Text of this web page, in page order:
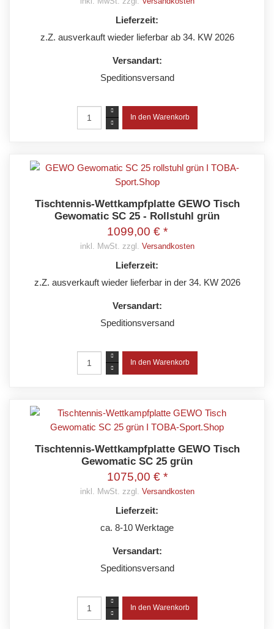
Lieferzeit:
z.Z. ausverkauft wieder lieferbar ab 34. KW 2026
Versandart:
Speditionsversand
Tischtennis-Wettkampfplatte GEWO Tisch
Gewomatic SC 25 - Rollstuhl grün
1099,00 € *
inkl. MwSt. zzgl. Versandkosten
Lieferzeit:
z.Z. ausverkauft wieder lieferbar in der 34. KW 2026
Versandart:
Speditionsversand
Tischtennis-Wettkampfplatte GEWO Tisch
Gewomatic SC 25 grün
1075,00 € *
inkl. MwSt. zzgl. Versandkosten
Lieferzeit:
ca. 8-10 Werktage
Versandart:
Speditionsversand